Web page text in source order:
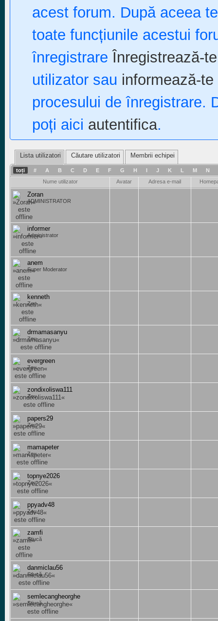
acest forum. După aceea
toate funcțiunile acestui
înregistrare Înregistrează-te
utilizator sau informează-
procesului de înregistrare.
poți aici autentifica.
Lista utilizatori Căutare utilizatori Membrii echipei
toți # A B C D E F G H I J K L M
N
Nume utilizator
Avatar Adresa e-mail
Zoran
ADMINISTRATOR
informer
Administrator
anem
Super Moderator
kenneth
Zeu
drmamasanyu
Zeu
evergreen
Zeu
zondixoliswa111
Zeu
papers29
Zeu
mamapeter
Zeu
topnye2026
Zeu
ppyadv48
Zeu
zamfi
Știucă
danmiclau56
Știucă
semlecangheorghe
Știucă